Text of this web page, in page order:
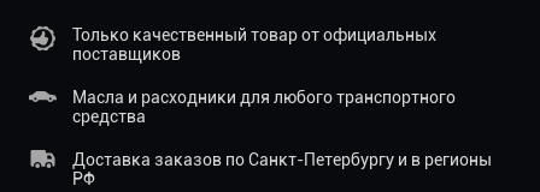
Только качественный товар от официальных
поставщиков
Масла и расходники для любого транспортного
средства
Доставка заказов по Санкт-Петербургу и в регионы
РФ